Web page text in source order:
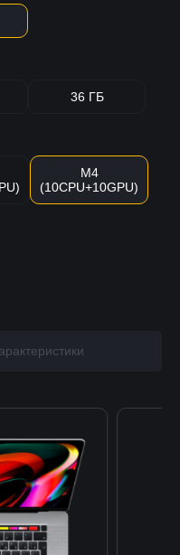
36 ГБ
M4
(10CPU+10GPU)